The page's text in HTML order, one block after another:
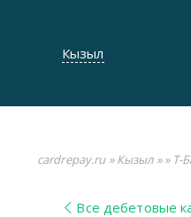
Кызыл
cardrepay.ru»Кызыл»» Т-
Все дебетовые